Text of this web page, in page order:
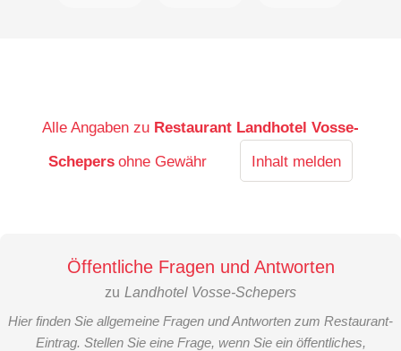
Alle Angaben zu Restaurant Landhotel Vosse-
Schepers ohne Gewähr Inhalt melden
Öffentliche Fragen und Antworten
zu Landhotel Vosse-Schepers
Hier finden Sie allgemeine Fragen und Antworten zum Restaurant-
Eintrag. Stellen Sie eine Frage, wenn Sie ein öffentliches,